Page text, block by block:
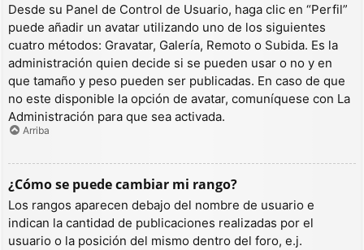
Desde su Panel de Control de Usuario, haga clic en “Perfil”
puede añadir un avatar utilizando uno de los siguientes
cuatro métodos: Gravatar, Galería, Remoto o Subida. Es la
administración quien decide si se pueden usar o no y en
que tamaño y peso pueden ser publicadas. En caso de que
no este disponible la opción de avatar, comuníquese con La
Administración para que sea activada.
Arriba
¿Cómo se puede cambiar mi rango?
Los rangos aparecen debajo del nombre de usuario e
indican la cantidad de publicaciones realizadas por el
usuario o la posición del mismo dentro del foro, e.j.